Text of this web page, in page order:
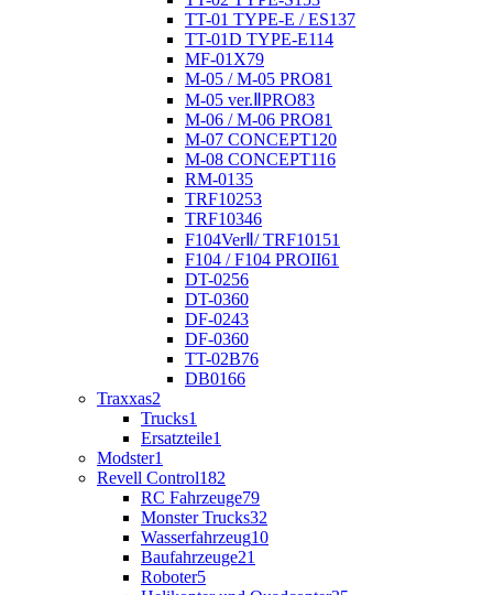
TT-01 TYPE-E / ES137
TT-01D TYPE-E114
MF-01X79
M-05 / M-05 PRO81
M-05 ver.ⅡPRO83
M-06 / M-06 PRO81
M-07 CONCEPT120
M-08 CONCEPT116
RM-0135
TRF10253
TRF10346
F104VerⅡ/ TRF101 51
F104 / F104 PROII61
DT-0256
DT-0360
DF-0243
DF-0360
TT-02B76
DB0166
Traxxas2
Trucks1
Ersatzteile1
Modster1
Revell Control182
RC Fahrzeuge79
Monster Trucks32
Wasserfahrzeug10
Baufahrzeuge21
Roboter5